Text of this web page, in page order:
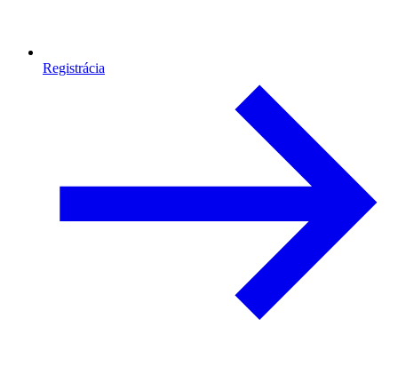
Registrácia